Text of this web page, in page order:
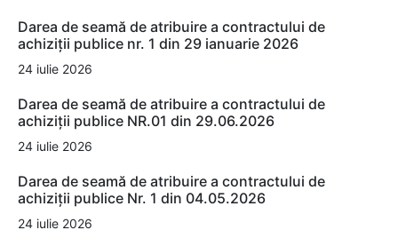
Darea de seamă de atribuire a contractului de
achiziții publice nr. 1 din 29 ianuarie 2026
24 iulie 2026
Darea de seamă de atribuire a contractului de
achiziții publice NR.01 din 29.06.2026
24 iulie 2026
Darea de seamă de atribuire a contractului de
achiziții publice Nr. 1 din 04.05.2026
24 iulie 2026